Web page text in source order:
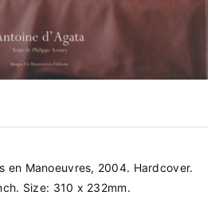
en Manoeuvres, 2004. Hardcover.
Size: 310 x 232mm.